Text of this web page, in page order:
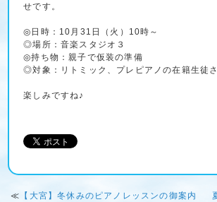
せです。
◎日時：10月31日（火）10時～
◎場所：音楽スタジオ３
◎持ち物：親子で仮装の準備
◎対象：リトミック、プレピアノの在籍生徒
楽しみですね♪
≪ 【大宮】冬休みのピアノレッスンの御案内